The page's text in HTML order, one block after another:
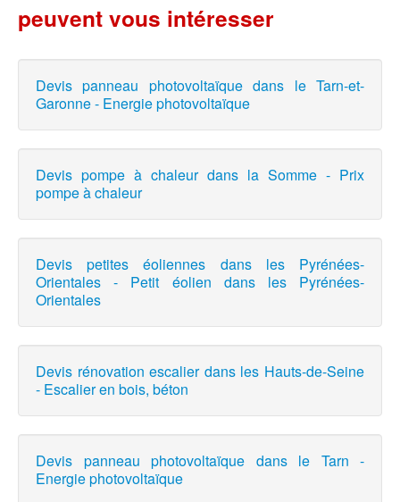
peuvent vous intéresser
Devis panneau photovoltaïque dans le Tarn-et-
Garonne - Energie photovoltaïque
Devis pompe à chaleur dans la Somme - Prix
pompe à chaleur
Devis petites éoliennes dans les Pyrénées-
Orientales - Petit éolien dans les Pyrénées-
Orientales
Devis rénovation escalier dans les Hauts-de-Seine
- Escalier en bois, béton
Devis panneau photovoltaïque dans le Tarn -
Energie photovoltaïque